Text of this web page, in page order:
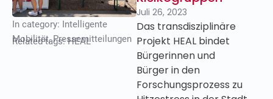
In category: Intelligente
Mobilität,Pressemitteilungen
Related tags:HEAL
Juli 26, 2023
Das transdisziplinäre
Projekt HEAL bindet
Bürgerinnen und
Bürger in den
Forschungsprozess zu